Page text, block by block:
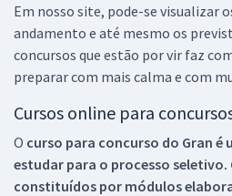
Em nosso site, pode-se visualizar
andamento e até mesmo os
concursos que estão por vir faz
preparar com mais calma e com
Cursos online para
O curso para concurso do Gran é
estudar para o processo seletivo.
constituídos por módulos